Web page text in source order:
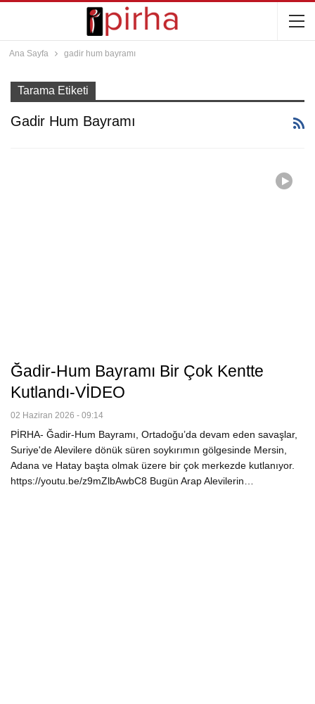
Ana Sayfa gadir hum bayramı
Tarama Etiketi
Gadir Hum Bayramı
Ğadir-Hum Bayramı Bir Çok Kentte
Kutlandı-VİDEO
02 Haziran 2026 - 09:14
PİRHA- Ğadir-Hum Bayramı, Ortadoğu’da devam eden savaşlar,
Suriye'de Alevilere dönük süren soykırımın gölgesinde Mersin,
Adana ve Hatay başta olmak üzere bir çok merkezde kutlanıyor.
https://youtu.be/z9mZlbAwbC8 Bugün Arap Alevilerin…